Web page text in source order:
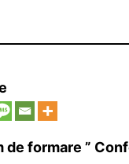
de formare ”